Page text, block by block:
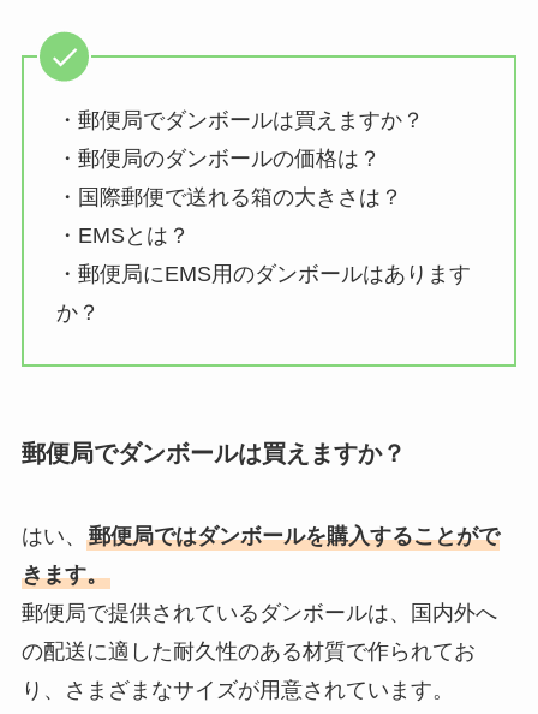
・郵便局でダンボールは買えますか？
・郵便局のダンボールの価格は？
・国際郵便で送れる箱の大きさは？
・EMSとは？
・郵便局にEMS用のダンボールはあります
か？
郵便局でダンボールは買えますか？
はい、 郵便局ではダンボールを購入することがで
きます。
郵便局で提供されているダンボールは、国内外へ
の配送に適した耐久性のある材質で作られてお
り、さまざまなサイズが用意されています。